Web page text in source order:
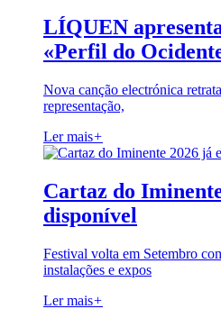
LÍQUEN
«Perfil do
Nova canção electrónica
representação,
Ler mais+
Cartaz do
disponível
Festival volta em Setembro
instalações e expos
Ler mais+